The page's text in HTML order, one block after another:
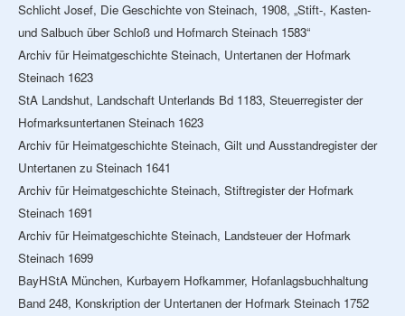
Schlicht Josef, Die Geschichte von Steinach, 1908, „Stift-, Kasten-
und Salbuch über Schloß und Hofmarch Steinach 1583“
Archiv für Heimatgeschichte Steinach, Untertanen der Hofmark
Steinach 1623
StA Landshut, Landschaft Unterlands Bd 1183, Steuerregister der
Hofmarksuntertanen Steinach 1623
Archiv für Heimatgeschichte Steinach, Gilt und Ausstandregister der
Untertanen zu Steinach 1641
Archiv für Heimatgeschichte Steinach, Stiftregister der Hofmark
Steinach 1691
Archiv für Heimatgeschichte Steinach, Landsteuer der Hofmark
Steinach 1699
BayHStA München, Kurbayern Hofkammer, Hofanlagsbuchhaltung
Band 248, Konskription der Untertanen der Hofmark Steinach 1752